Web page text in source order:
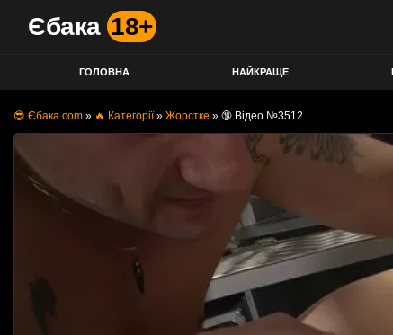
Єбака 18+
ГОЛОВНА НАЙКРАЩЕ
😎 Єбака.com » 🔥 Категорії» Жорстке » 🔞 Відео №3512